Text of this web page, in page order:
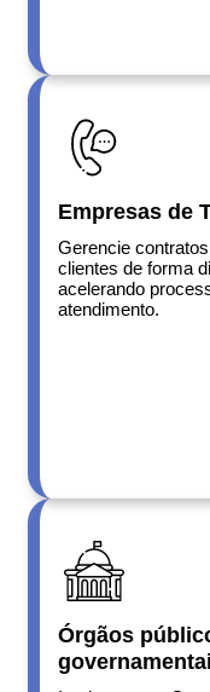
Empresas de
Gerencie
clientes de forma
acelerando
atendimento.
Órgãos